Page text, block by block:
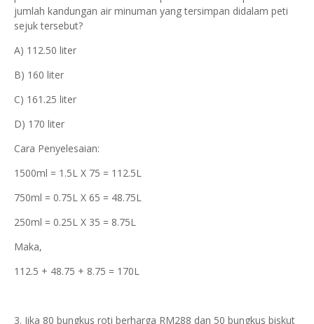
jumlah kandungan air minuman yang tersimpan didalam peti
sejuk tersebut?
A) 112.50 liter
B) 160 liter
C) 161.25 liter
D) 170 liter
Cara Penyelesaian:
1500ml = 1.5L X 75 = 112.5L
750ml = 0.75L X 65 = 48.75L
250ml = 0.25L X 35 = 8.75L
Maka,
112.5 + 48.75 + 8.75 = 170L
3. Jika 80 bungkus roti berharga RM288 dan 50 bungkus biskut